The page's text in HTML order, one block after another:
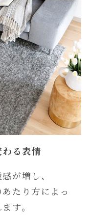
る表情
が増し、
たり方によっ
す。